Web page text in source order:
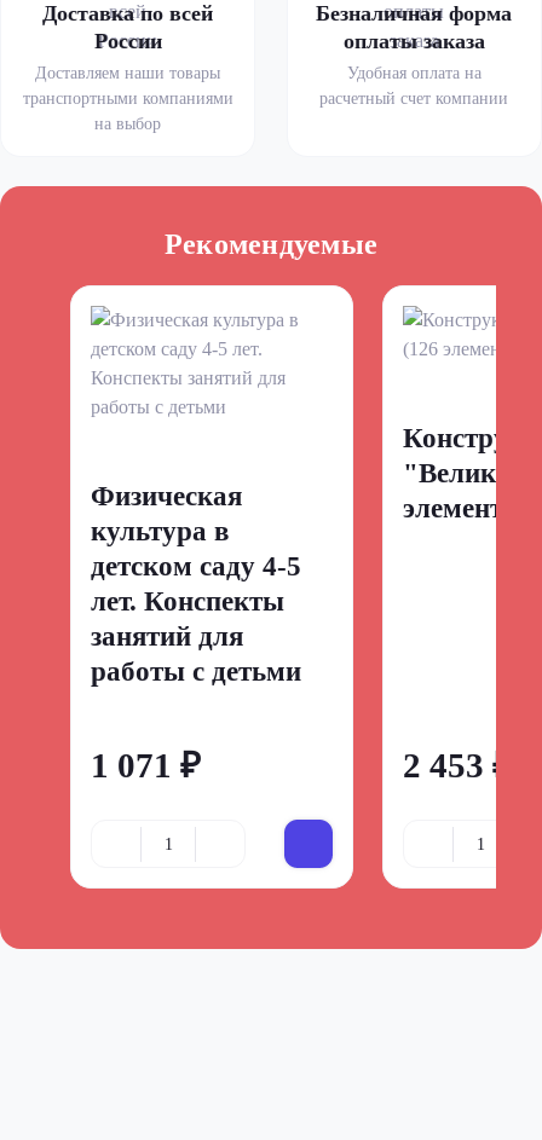
Доставка по всей
России
Доставляем наши товары
транспортными компаниями
на выбор
Безналичная форма
оплаты заказа
Удобная оплата на
расчетный счет компании
Рекомендуемые
Физическая
культура в
детском саду 4-5
лет. Конспекты
занятий для
работы с детьми
1 071 ₽
элементов)
2 453 ₽